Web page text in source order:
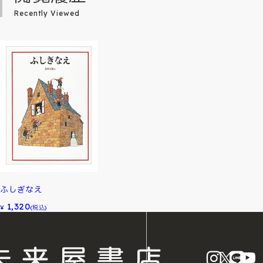
Recently Viewed
ふしぎなえ
¥ 1,320(税込)
instagram
X LINE